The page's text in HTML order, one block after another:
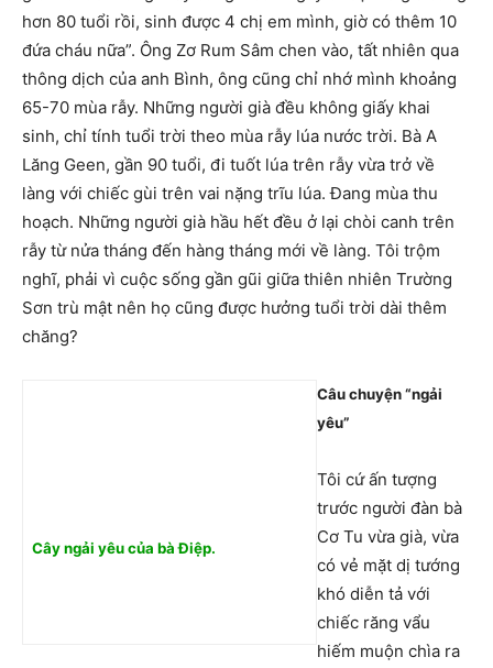
hơn 80 tuổi rồi, sinh được 4 chị em mình, giờ có thêm 10
đứa cháu nữa”. Ông Zơ Rum Sâm chen vào, tất nhiên qua
thông dịch của anh Bình, ông cũng chỉ nhớ mình khoảng
65-70 mùa rẫy. Những người già đều không giấy khai
sinh, chỉ tính tuổi trời theo mùa rẫy lúa nước trời. Bà A
Lăng Geen, gần 90 tuổi, đi tuốt lúa trên rẫy vừa trở về
làng với chiếc gùi trên vai nặng trĩu lúa. Đang mùa thu
hoạch. Những người già hầu hết đều ở lại chòi canh trên
rẫy từ nửa tháng đến hàng tháng mới về làng. Tôi trộm
nghĩ, phải vì cuộc sống gần gũi giữa thiên nhiên Trường
Sơn trù mật nên họ cũng được hưởng tuổi trời dài thêm
chăng?
Cây ngải yêu của bà Điệp.
Câu chuyện “ngải
yêu”
Tôi cứ ấn tượng
trước người đàn bà
Cơ Tu vừa già, vừa
có vẻ mặt dị tướng
khó diễn tả với
chiếc răng vẩu
hiếm muộn chìa ra